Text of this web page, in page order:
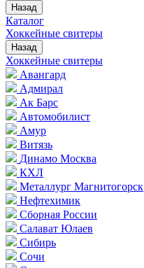
Назад
Каталог
Хоккейные свитеры
Назад
Хоккейные свитеры
Авангард
Адмирал
Ак Барс
Автомобилист
Амур
Витязь
Динамо Москва
КХЛ
Металлург Магнитогорск
Нефтехимик
Сборная России
Салават Юлаев
Сибирь
Сочи